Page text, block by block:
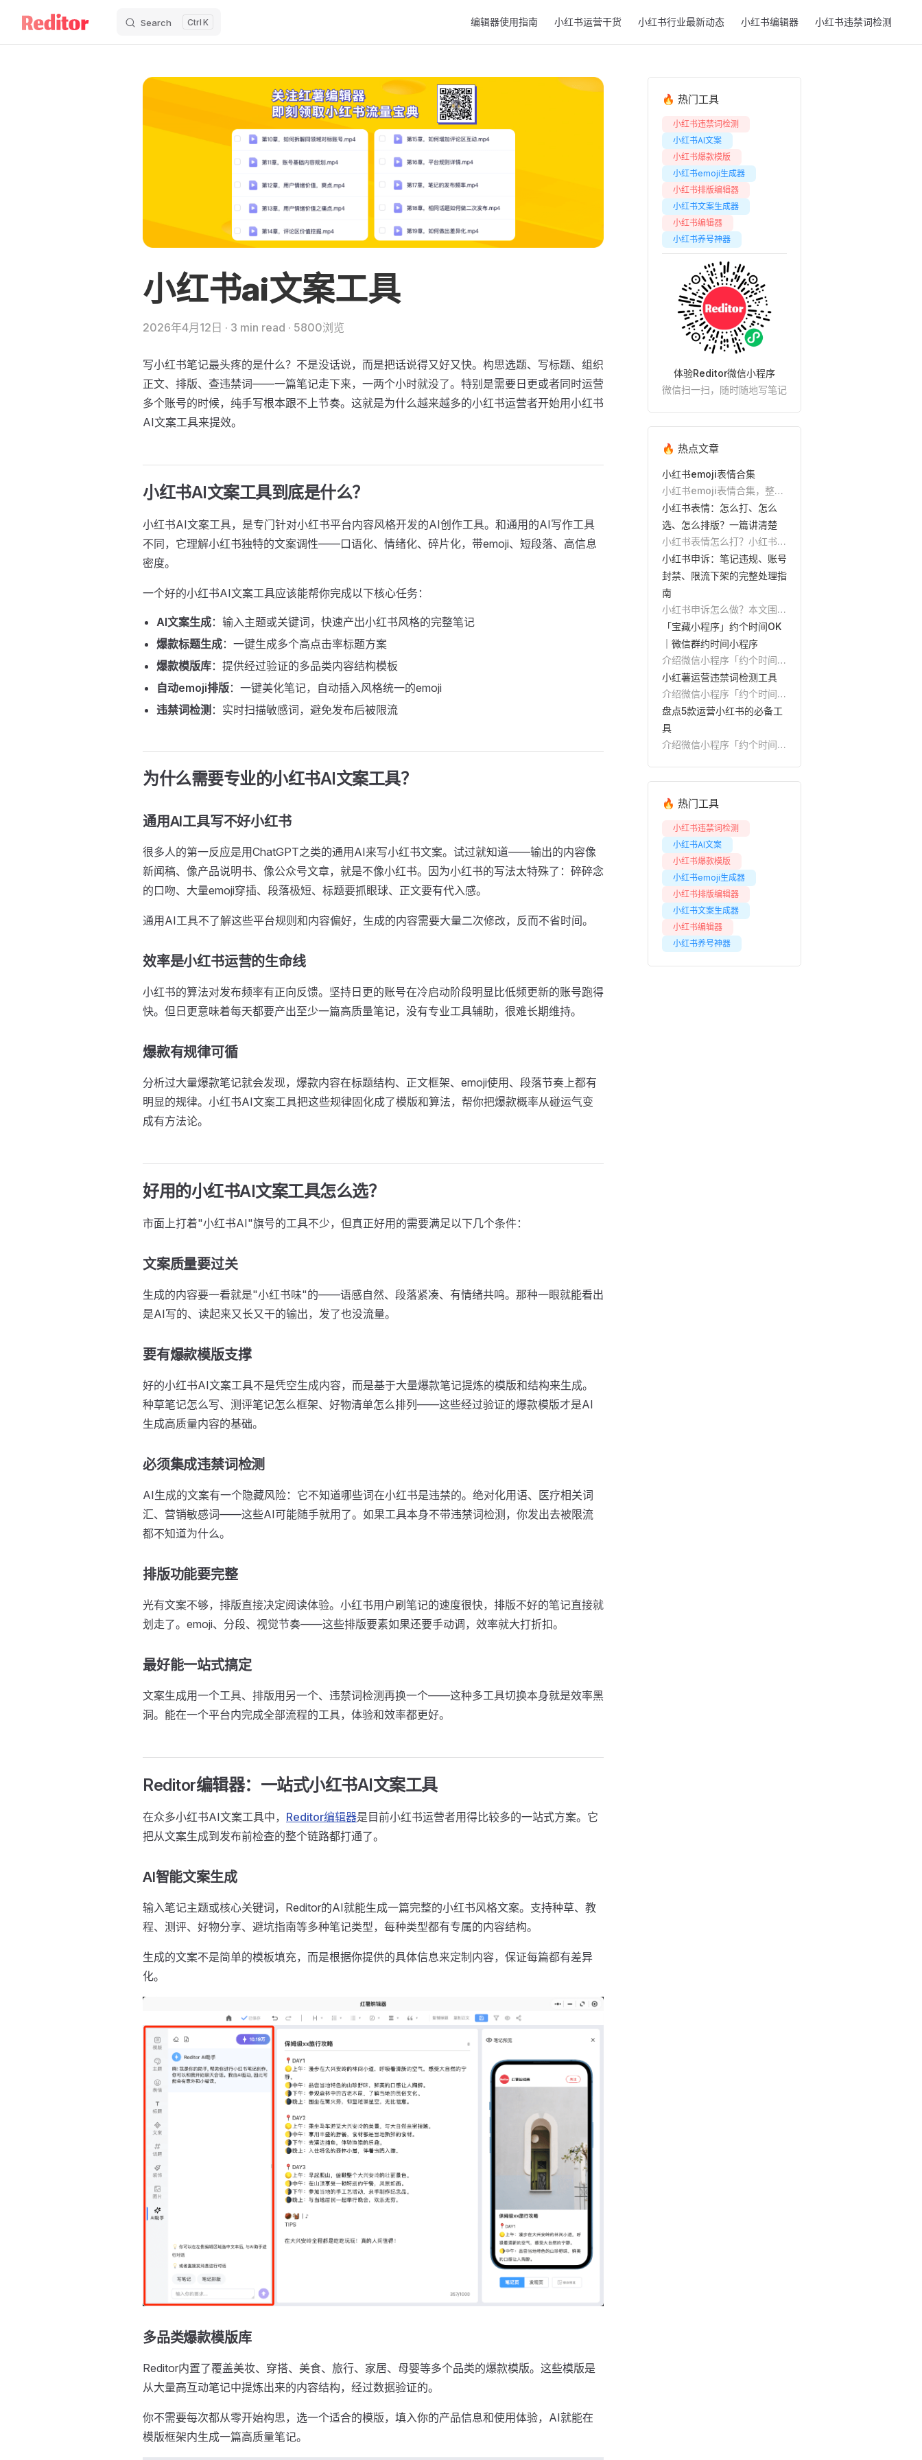
Skip to content Search K 编辑器使用指南 小红书运营干货 小红书行业最新动态 小红书编辑器 小红书违禁词检测
🔥 热门工具
小红书违禁词检测
小红书AI文案
小红书爆款模版
小红书emoji生成器
小红书排版编辑器
小红书文案生成器
小红书编辑器
小红书养号神器
体验Reditor微信小程序
微信扫一扫，随时随地写笔记
🔥 热点文章
小红书emoji表情合集
小红书emoji表情合集，整理
爱心、箭头、数字、提醒、美
妆、美食、旅行、学习等常用
emoji，支持直接复制，并附
小红书标题、正文和清单排版
教程。
小红书表情：怎么打、怎么
选、怎么排版？一篇讲清楚
小红书表情怎么打？小红书表
情在哪里找？本文围绕小红书
表情关键词，整理emoji表
情、特殊符号、颜文字的输入
方法、使用场景、排版技巧和
避坑建议，并推荐Reditor编
辑器一键添加表情、AI排版和
发布前预览。
小红书申诉：笔记违规、账号
封禁、限流下架的完整处理指
南
小红书申诉怎么做？本文围绕
小红书申诉关键词，整理笔记
违规、账号封禁、限流下架、
误判举报等场景的申诉入口、
材料清单、文案结构和避坑方
法，并介绍如何用Reditor编
辑器提前检测违规词，降低申
诉成本。
「宝藏小程序」约个时间OK
｜微信群约时间小程序
介绍微信小程序「约个时间
OK」，适合微信群多人约
饭、桌游、运动、小组
meeting 等场景。创建活
动、转发到群，大家拖拽标出
空闲时间，小程序自动计算重
小红薯运营违禁词检测工具
介绍微信小程序「约个时间
OK」，适合微信群多人约
饭、桌游、运动、小组
meeting 等场景。创建活
反复问时间的成本。
盘点5款运营小红书的必备工
具
介绍微信小程序「约个时间
动、转发到群，大家拖拽标出
空闲时间，小程序自动计算重
合度最高的时间段，减少群里
反复问时间的成本。
🔥 热门工具
小红书违禁词检测
小红书AI文案
小红书爆款模版
小红书emoji生成器
小红书排版编辑器
小红书文案生成器
小红书编辑器
小红书养号神器
小红书ai文案工具
2026年4月12日 · 3 min read · 5800浏览
写小红书笔记最头疼的是什么？不是没话说，而是把话说得又好又快。构思选题、写标题、组织
正文、排版、查违禁词——一篇笔记走下来，一两个小时就没了。特别是需要日更或者同时运营
多个账号的时候，纯手写根本跟不上节奏。这就是为什么越来越多的小红书运营者开始用小红书
AI文案工具来提效。
小红书AI文案工具到底是什么？
小红书AI文案工具，是专门针对小红书平台内容风格开发的AI创作工具。和通用的AI写作工具
不同，它理解小红书独特的文案调性——口语化、情绪化、碎片化，带emoji、短段落、高信息
密度。
一个好的小红书AI文案工具应该能帮你完成以下核心任务：
AI文案生成：输入主题或关键词，快速产出小红书风格的完整笔记
爆款标题生成：一键生成多个高点击率标题方案
爆款模版库：提供经过验证的多品类内容结构模板
自动emoji排版：一键美化笔记，自动插入风格统一的emoji
违禁词检测 ：实时扫描敏感词，避免发布后被限流
为什么需要专业的小红书AI文案工具？
通用AI工具写不好小红书
很多人的第一反应是用ChatGPT之类的通用AI来写小红书文案。试过就知道——输出的内容像
新闻稿、像产品说明书、像公众号文章，就是不像小红书。因为小红书的写法太特殊了：碎碎念
的口吻、大量emoji穿插、段落极短、标题要抓眼球、正文要有代入感。
通用AI工具不了解这些平台规则和内容偏好，生成的内容需要大量二次修改，反而不省时间。
效率是小红书运营的生命线
小红书的算法对发布频率有正向反馈。坚持日更的账号在冷启动阶段明显比低频更新的账号跑得
快。但日更意味着每天都要产出至少一篇高质量笔记，没有专业工具辅助，很难长期维持。
爆款有规律可循
分析过大量爆款笔记就会发现，爆款内容在标题结构、正文框架、emoji使用、段落节奏上都有
明显的规律。小红书AI文案工具把这些规律固化成了模版和算法，帮你把爆款概率从碰运气变
成有方法论。
好用的小红书AI文案工具怎么选？
市面上打着"小红书AI"旗号的工具不少，但真正好用的需要满足以下几个条件：
文案质量要过关
生成的内容要一看就是"小红书味"的——语感自然、段落紧凑、有情绪共鸣。那种一眼就能看出
是AI写的、读起来又长又干的输出，发了也没流量。
要有爆款模版支撑
好的小红书AI文案工具不是凭空生成内容，而是基于大量爆款笔记提炼的模版和结构来生成。
种草笔记怎么写、测评笔记怎么框架、好物清单怎么排列——这些经过验证的爆款模版才是AI
生成高质量内容的基础。
必须集成违禁词检测
AI生成的文案有一个隐藏风险：它不知道哪些词在小红书是违禁的。绝对化用语、医疗相关词
汇、营销敏感词——这些AI可能随手就用了。如果工具本身不带违禁词检测，你发出去被限流
都不知道为什么。
排版功能要完整
光有文案不够，排版直接决定阅读体验。小红书用户刷笔记的速度很快，排版不好的笔记直接就
划走了。emoji、分段、视觉节奏——这些排版要素如果还要手动调，效率就大打折扣。
最好能一站式搞定
文案生成用一个工具、排版用另一个、违禁词检测再换一个——这种多工具切换本身就是效率黑
洞。能在一个平台内完成全部流程的工具，体验和效率都更好。
Reditor编辑器：一站式小红书AI文案工具
在众多小红书AI文案工具中， Reditor编辑器是目前小红书运营者用得比较多的一站式方案。它
把从文案生成到发布前检查的整个链路都打通了。
AI智能文案生成
输入笔记主题或核心关键词，Reditor的AI就能生成一篇完整的小红书风格文案。支持种草、教
程、测评、好物分享、避坑指南等多种笔记类型，每种类型都有专属的内容结构。
生成的文案不是简单的模板填充，而是根据你提供的具体信息来定制内容，保证每篇都有差异
化。
多品类爆款模版库
Reditor内置了覆盖美妆、穿搭、美食、旅行、家居、母婴等多个品类的爆款模版。这些模版是
从大量高互动笔记中提炼出来的内容结构，经过数据验证的。
你不需要每次都从零开始构思，选一个适合的模版，填入你的产品信息和使用体验，AI就能在
模版框架内生成一篇高质量笔记。